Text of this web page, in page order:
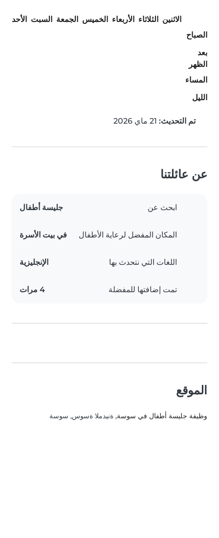
الاثنين الثلاثاء الأربعاء الخميس الجمعة السبت
الأحد
الصباح
بعد
الظهر
المساء
الليل
تم التحديث:
عن عائلتنا
ابحث عن جليسة أطفال
المكان المفضل لرعاية الأطفال في بيت الأسرة
اللغات التي نتحدث بها الإنجليزية
تمت إضافتها للمفضلة 4 مرات
الموقع
وظيفة جليسة أطفال في سوسة, ةنيدملا ةسوس, سوسة